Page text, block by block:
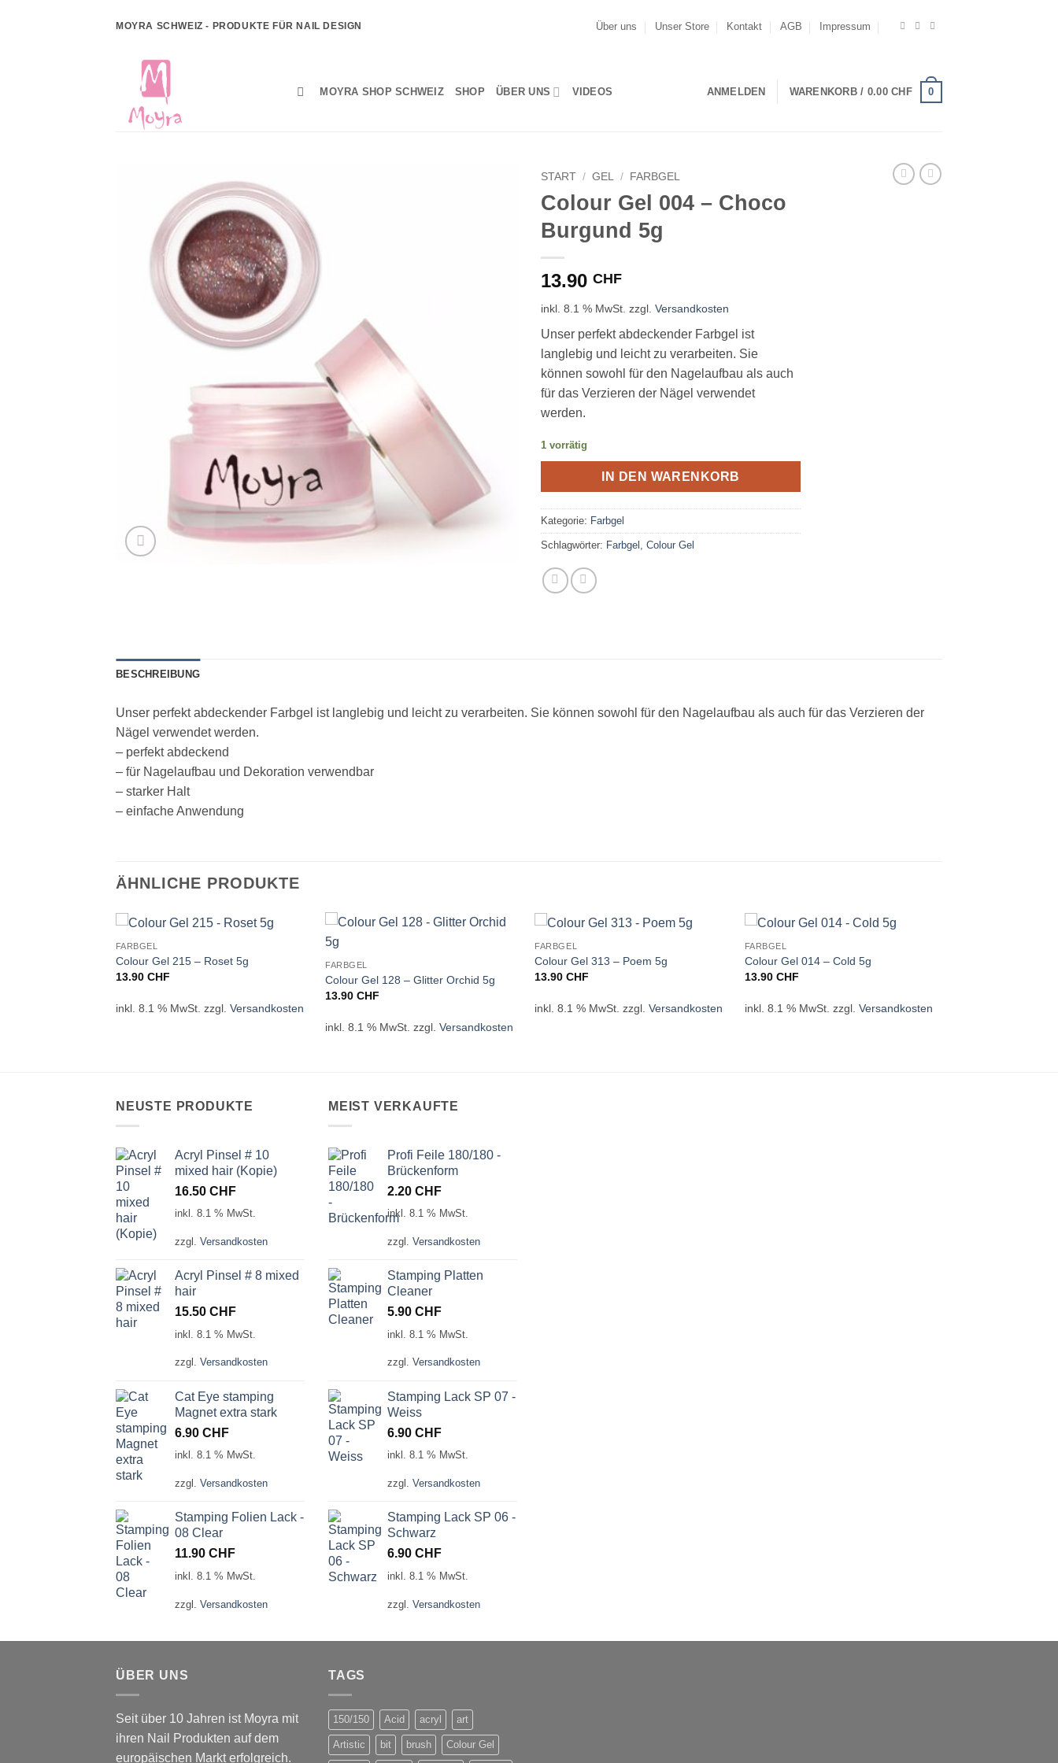
MOYRA SCHWEIZ - PRODUKTE FÜR NAIL DESIGN Über uns Unser Store Kontakt AGB Impressum
MOYRA SHOP SCHWEIZ SHOP ÜBER UNS VIDEOS ANMELDEN WARENKORB / 0.00CHF 0
START / GEL / FARBGEL
Colour Gel 004 – Choco
Burgund 5g
13.90 CHF
inkl. 8.1 % MwSt. zzgl. Versandkosten
Unser perfekt abdeckender Farbgel ist
langlebig und leicht zu verarbeiten. Sie
können sowohl für den Nagelaufbau als auch
für das Verzieren der Nägel verwendet
werden.
1 vorrätig
IN DEN WARENKORB
Kategorie: Farbgel
Schlagwörter: Farbgel , Colour Gel
BESCHREIBUNG
Unser perfekt abdeckender Farbgel ist langlebig und leicht zu verarbeiten. Sie können sowohl für den Nagelaufbau als auch für das Verzieren der
Nägel verwendet werden.
– perfekt abdeckend
– für Nagelaufbau und Dekoration verwendbar
– starker Halt
– einfache Anwendung
ÄHNLICHE PRODUKTE
FARBGEL
Colour Gel 215 – Roset 5g
13.90 CHF
inkl. 8.1 % MwSt. zzgl. Versandkosten
FARBGEL
Colour Gel 128 – Glitter Orchid 5g
13.90CHF
inkl. 8.1 % MwSt. zzgl.Versandkosten
FARBGEL
Colour Gel 313 – Poem 5g
13.90CHF
inkl. 8.1 % MwSt. zzgl.Versandkosten
FARBGEL
Colour Gel 014 – Cold 5g
13.90 CHF
inkl. 8.1 % MwSt. zzgl. Versandkosten
NEUSTE PRODUKTE
Acryl Pinsel # 10
mixed hair (Kopie)
16.50 CHF
inkl. 8.1 % MwSt.
zzgl. Versandkosten
Acryl Pinsel # 8 mixed
hair
15.50 CHF
inkl. 8.1 % MwSt.
zzgl. Versandkosten
Cat Eye stamping
Magnet extra stark
6.90 CHF
inkl. 8.1 % MwSt.
zzgl. Versandkosten
Stamping Folien Lack -
08 Clear
11.90 CHF
inkl. 8.1 % MwSt.
zzgl. Versandkosten
MEIST VERKAUFTE
Profi Feile 180/180 -
Brückenform
2.20 CHF
inkl. 8.1 % MwSt.
zzgl. Versandkosten
Stamping Platten
Cleaner
5.90 CHF
inkl. 8.1 % MwSt.
zzgl. Versandkosten
Stamping Lack SP 07 -
Weiss
6.90 CHF
inkl. 8.1 % MwSt.
zzgl. Versandkosten
Stamping Lack SP 06 -
Schwarz
6.90 CHF
inkl. 8.1 % MwSt.
zzgl. Versandkosten
ÜBER UNS
Seit über 10 Jahren ist Moyra mit
ihren Nail Produkten auf dem
europäischen Markt erfolgreich.
TAGS
150/150 Acid acryl art
Artistic bit brush Colour Gel